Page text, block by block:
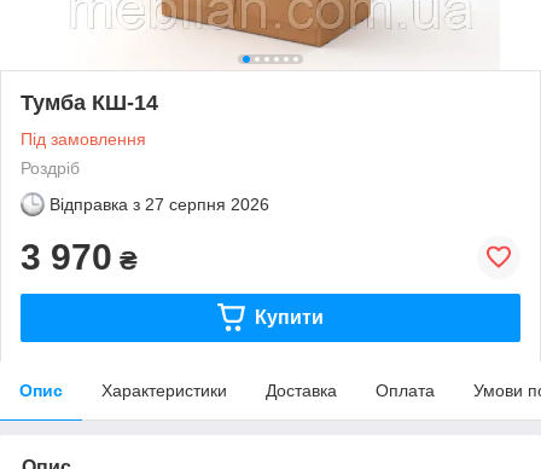
Тумба КШ-14
Під замовлення
Роздріб
Відправка з 27 серпня 2026
3 970 ₴
Купити
Опис Характеристики Доставка Оплата Умови